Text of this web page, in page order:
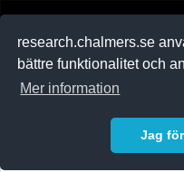
research.chalmers.se
bättre funktionalitet och
Mer information
Jag